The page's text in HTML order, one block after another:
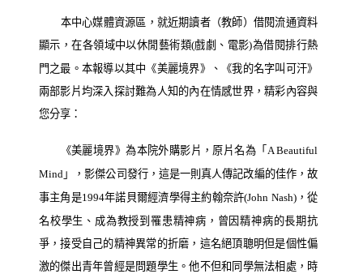
本中心媒體資源區，就近期讀者（教師）借閱流通資料
顯示，在各領域中以休閒藝術類(戲劇、電影)為借閱排行熱
門之最。本報導以其中《美麗境界》、《我的名字叫可汗》
兩部影片均深入探討難為人知的內在情感世界，精彩內容與
您分享：
《美麗境界》為本院外購影片，原片名為「A Beautiful
Mind 」，影傑公司發行，這是一則真人傳記改編的佳作，故
事主角是1994年諾貝爾經濟學得主約翰奈許(John Nash)，從
名校學生、成為教授到罹患精神病，曾因精神病的長期抗
爭，接受自己的精神異常的折磨，這名絕頂聰明但是個性偏
激的傑出青年曾經是問題學生。他不但和同學無法相處，時